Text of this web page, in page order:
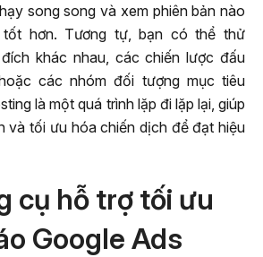
song song và xem phiên bản nào
tốt hơn. Tương tự, bạn có thể thử
khác nhau, các chiến lược đấu
các nhóm đối tượng mục tiêu
là một quá trình lặp đi lặp lại, giúp
và tối ưu hóa chiến dịch để đạt hiệu
cụ hỗ trợ tối ưu
Google Ads